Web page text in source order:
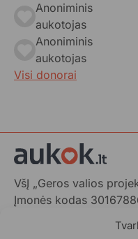
Anoniminis
aukotojas
Anoniminis
aukotojas
Visi donorai
VšĮ „Geros valios
Įmonės kodas
LT-01103 Vilnius,